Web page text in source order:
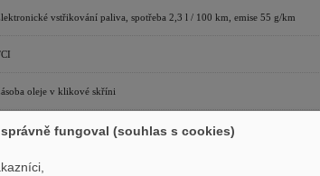
vstřikování paliva, spotřeba 2,3 l / 100 km, emise 55 g/km
oleje v klikové skříni
startér
záběr, 6rychlostní
fungoval (souhlas s cookies)